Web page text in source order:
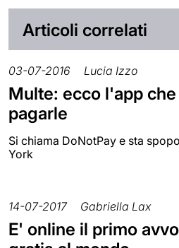
Articoli correlati
03-07-2016 Lucia Izzo
Multe: ecco l'app
pagarle
Si chiama DoNotPay e sta
York
14-07-2017 Gabriella Lax
E' online il primo